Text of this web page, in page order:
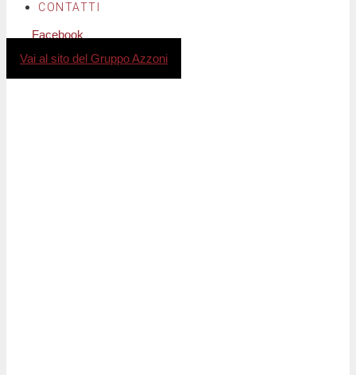
CONTATTI
Facebook
Vai al sito del Gruppo Azzoni